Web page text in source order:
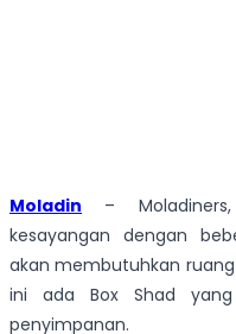
Moladin –
kesayangan dengan
akan membutuhkan
ini ada Box Shad
penyimpanan.